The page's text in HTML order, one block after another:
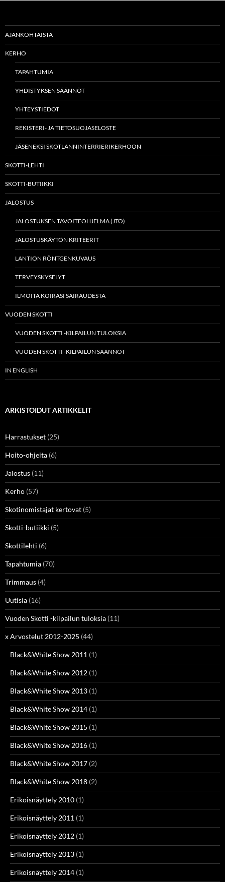
AJANKOHTAISTA
KERHO
TAPAHTUMIA
YHDISTYKSEN SÄÄNNÖT
YHTEYSTIEDOT
REKISTERI- JA TIETOSUOJASELOSTE
JÄSENEKSI SKOTLANNINTERRIERIKERHOON
SKOTTI-LEHTI
SKOTTI-BUTIIKKI
JALOSTUS
JALOSTUKSEN TAVOITEOHJELMA (JTO)
JALOSTUSKÄYTÖN KRITEERIT
LANTION RÖNTGENKUVAUS
TERVEYSKYSELYT
ILMOITA KOIRASI SAIRAUDESTA
VUODEN SKOTTI
VUODEN SKOTTI -KILPAILUN TULOKSIA
VUODEN SKOTTI -KILPAILUN SÄÄNNÖT
IN ENGLISH
ARKISTOIDUT ARTIKKELIT
Harrastukset (25)
Hoito-ohjeita (6)
Jalostus (11)
Kerho (57)
Skotinomistajat kertovat (5)
Skotti-butiikki (5)
Skottilehti (6)
Tapahtumia (70)
Trimmaus (4)
Uutisia (16)
Vuoden Skotti -kilpailun tuloksia (11)
x Arvostelut 2012-2025 (44)
Black&White Show 2011 (1)
Black&White Show 2012 (1)
Black&White Show 2013 (1)
Black&White Show 2014 (1)
Black&White Show 2015 (1)
Black&White Show 2016 (1)
Black&White Show 2017 (2)
Black&White Show 2018 (2)
Erikoisnäyttely 2010 (1)
Erikoisnäyttely 2011 (1)
Erikoisnäyttely 2012 (1)
Erikoisnäyttely 2013 (1)
Erikoisnäyttely 2014 (1)